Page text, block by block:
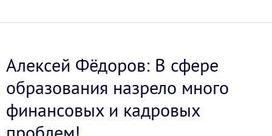
Алексей Фёдоров: В сфере
образования назрело много
финансовых и кадровых